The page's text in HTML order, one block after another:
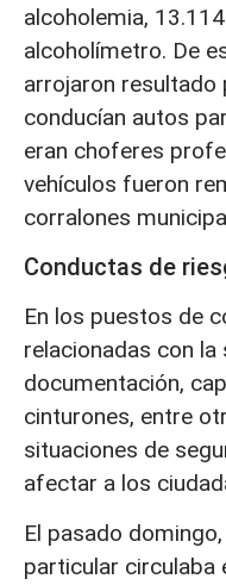
alcoholemia,
alcoholímetro. De
arrojaron resultado
conducían autos
eran choferes
vehículos fueron
corralones
Conductas de
En los puestos de
relacionadas con
documentación,
cinturones, entre
situaciones de
afectar a los
El pasado
particular circulaba